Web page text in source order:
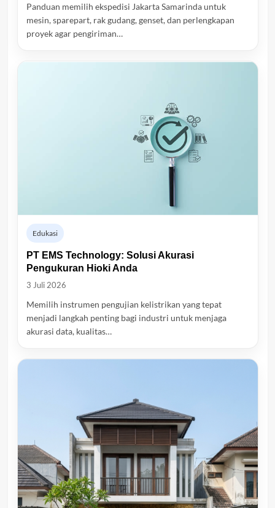
Panduan memilih ekspedisi Jakarta Samarinda untuk
mesin, sparepart, rak gudang, genset, dan perlengkapan
proyek agar pengiriman…
Edukasi
PT EMS Technology: Solusi Akurasi
Pengukuran Hioki Anda
3 Juli 2026
Memilih instrumen pengujian kelistrikan yang tepat
menjadi langkah penting bagi industri untuk menjaga
akurasi data, kualitas…